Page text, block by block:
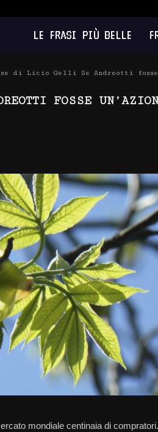
LE FRASI PIÙ BELLE
di Licio Gelli Se Andreotti fosse
FOSSE
mondiale centinaia di